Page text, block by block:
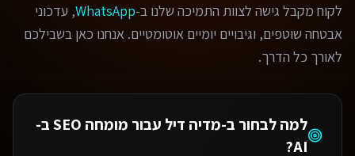
לקוח מקבל גישה לצוות התמיכה שלנו ב-WhatsApp, עדכוני
אבטחה שוטפים, וגיבויים יומיים אוטומטיים. אנחנו כאן בשבילכם
לאורך כל הדרך.
למה לבחור ב-מדיה דיל עבור
מומחה SEO ב-
AI
?